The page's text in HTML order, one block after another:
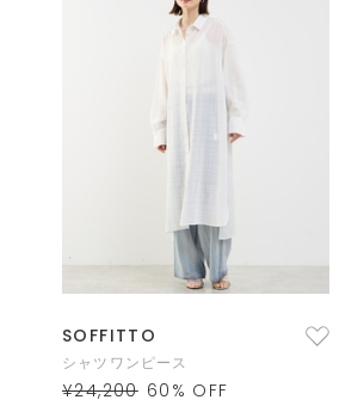
SOFFITTO
シャツワンピース
¥24,200 60 % OFF